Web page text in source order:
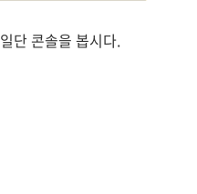
단 콘솔을 봅시다.